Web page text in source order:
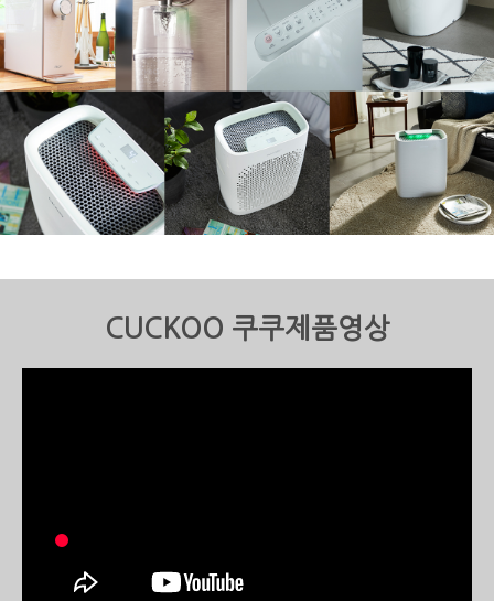
CUCKOO 쿠쿠제품영상